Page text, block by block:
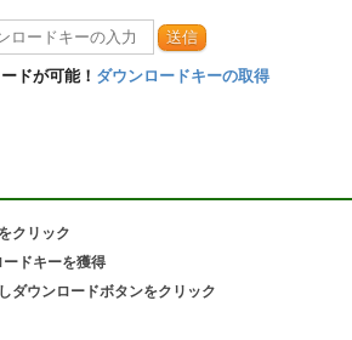
送信
ドが可能！ ダウンロードキーの取得
クリック
ドキーを獲得
ダウンロードボタンをクリック